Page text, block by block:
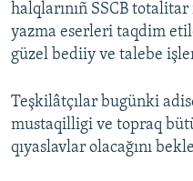
halqlarınıñ SSCB
yazma eserleri taqdim
güzel bediiy ve talebe
Teşkilâtçılar bugünki
mustaqilligi ve topraq
qıyaslavlar olacağını